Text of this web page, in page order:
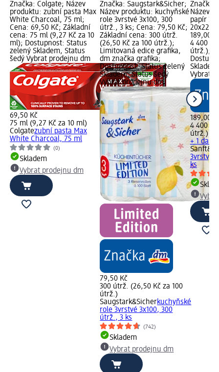
Značka: Colgate; Název
produktu: zubní pasta Max
White Charcoal, 75 ml;
Cena: 69,50 Kč; Základní
cena: 75 ml (9,27 Kč za 10
ml); Dostupnost: Status
zelený Skladem, Status
šedý Vybrat prodejnu dm
69,50 Kč
75 ml (9,27 Kč za 10 ml)
Colgatezubní pasta Max
White Charcoal, 75 ml
(0)
Skladem
Vybrat prodejnu dm
Značka: Saugstark&Sicher;
Název produktu: kuchyňské
role 3vrstvé 3x100, 300
útrž., 3 ks; Cena: 79,50 Kč;
Základní cena: 300 útrž.
(26,50 Kč za 100 útrž.);
Limitovaná edice grafika,
dm značka grafika;
Dostupnost: Status zelený
Skladem, Status šedý
Vybrat prodejnu dm
79,50 Kč
300 útrž. (26,50 Kč za 100
útrž.)
Saugstark&Sicherkuchyňské
role 3vrstvé 3x100, 300
útrž., 3 ks
(742)
Skladem
Vybrat prodejnu dm
Značka:
Název
papír
20x220,
189,00
4 400
útrž.);
Vybrat
189,00
4 400
útrž.)
+ 1 další
3vrstvý
ks